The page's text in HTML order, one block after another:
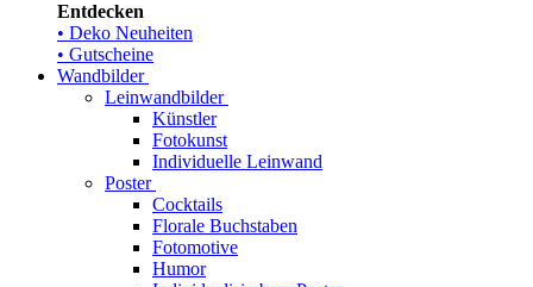
Entdecken
• Deko Neuheiten
• Gutscheine
Wandbilder
Leinwandbilder
Künstler
Fotokunst
Individuelle Leinwand
Poster
Cocktails
Florale Buchstaben
Fotomotive
Humor